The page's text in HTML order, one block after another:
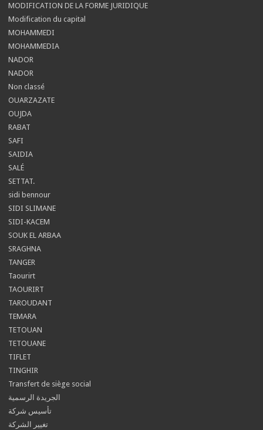
MODIFICATION DE LA FORME JURIDIQUE
Modification du capital
MOHAMMEDI
MOHAMMEDIA
NADOR
NADOR
Non classé
OUARZAZATE
OUJDA
RABAT
SAFI
SAIDIA
SALÉ
SETTAT.
sidi bennour
SIDI SLIMANE
SIDI-KACEM
SOUK EL ARBAA
SRAGHNA
TANGER
Taourirt
TAOURIRT
TAROUDANT
TEMARA
TETOUAN
TETOUANE
TIFLET
TINGHIR
Transfert de siège social
الجريدة الرسمية
تأسيس شركة
تغيير الشركة